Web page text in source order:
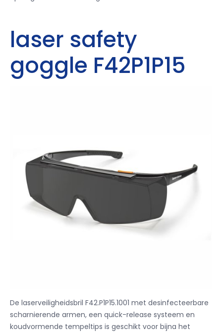
laser safety
goggle F42P1P15
De laserveiligheidsbril F42.P1P15.1001 met desinfecteerbare
scharnierende armen, een quick-release systeem en
koudvormende tempeltips is geschikt voor bijna het